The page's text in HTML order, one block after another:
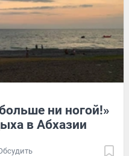
ни ногой!»
в Абхазии